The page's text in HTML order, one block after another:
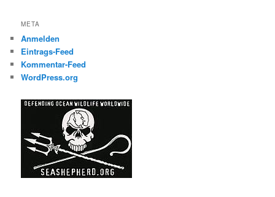
META
Anmelden
Eintrags-Feed
Kommentar-Feed
WordPress.org